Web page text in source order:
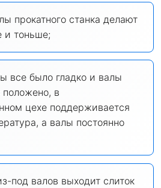
прокатного станка делают
и тоньше;
все было гладко и валы
положено, в
цехе поддерживается
а валы постоянно
под валов выходит слиток